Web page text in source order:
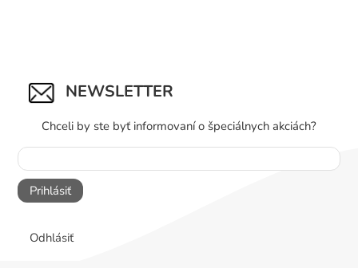
NEWSLETTER
Chceli by ste byť informovaní o špeciálnych akciách?
Prihlásiť
Odhlásiť